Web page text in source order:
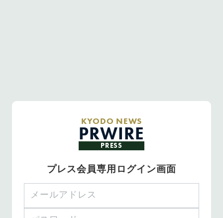
KYODO NEWS
PRWIRE
PRESS
プレス会員専用ログイン画面